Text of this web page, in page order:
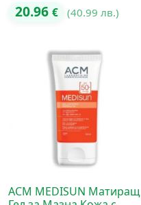
20.96 € (40.99 лв.)
ACM MEDISUN Матиращ